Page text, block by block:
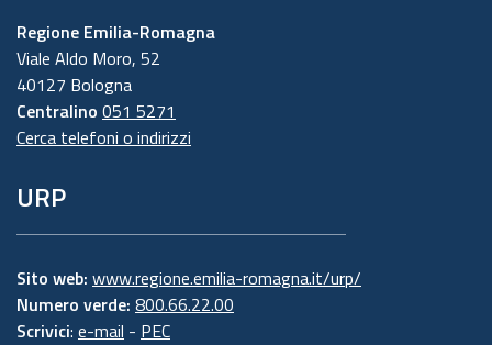
Regione Emilia-Romagna
Viale Aldo Moro, 52
40127 Bologna
Centralino 051 5271
Cerca telefoni o indirizzi
URP
Sito web: www.regione.emilia-romagna.it/urp/
Numero verde: 800.66.22.00
Scrivici: e-mail - PEC